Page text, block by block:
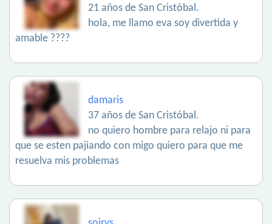
21 años de San Cristóbal.
hola, me llamo eva soy divertida y
amable ????
damaris
37 años de San Cristóbal.
no quiero hombre para relajo ni para
que se esten pajiando con migo quiero para que me
resuelva mis problemas